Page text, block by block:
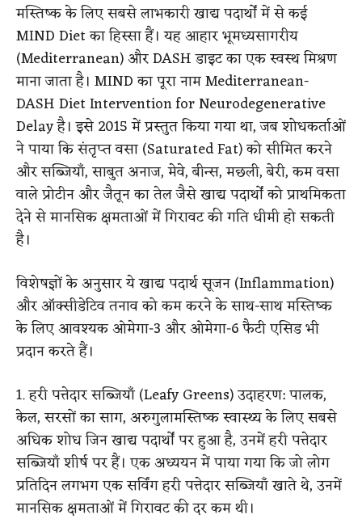
मस्तिष्क के लिए सबसे लाभकारी खाद्य पदार्थों में से कई
MIND Diet का हिस्सा हैं। यह आहार भूमध्यसागरीय
(Mediterranean) और DASH डाइट का एक स्वस्थ मिश्रण
माना जाता है। MIND का पूरा नाम Mediterranean-
DASH Diet Intervention for Neurodegenerative
Delay है। इसे 2015 में प्रस्तुत किया गया था, जब शोधकर्ताओं
ने पाया कि संतृप्त वसा (Saturated Fat) को सीमित करने
और सब्जियाँ, साबुत अनाज, मेवे, बीन्स, मछली, बेरी, कम वसा
वाले प्रोटीन और जैतून का तेल जैसे खाद्य पदार्थों को प्राथमिकता
देने से मानसिक क्षमताओं में गिरावट की गति धीमी हो सकती
है।
विशेषज्ञों के अनुसार ये खाद्य पदार्थ सूजन (Inflammation)
और ऑक्सीडेटिव तनाव को कम करने के साथ-साथ मस्तिष्क
के लिए आवश्यक ओमेगा-3 और ओमेगा-6 फैटी एसिड भी
प्रदान करते हैं।
1. हरी पत्तेदार सब्जियाँ (Leafy Greens)उदाहरण: पालक,
केल, सरसों का साग, अरुगुलामस्तिष्क स्वास्थ्य के लिए सबसे
अधिक शोध जिन खाद्य पदार्थों पर हुआ है, उनमें हरी पत्तेदार
सब्जियाँ शीर्ष पर हैं। एक अध्ययन में पाया गया कि जो लोग
प्रतिदिन लगभग एक सर्विंग हरी पत्तेदार सब्जियाँ खाते थे, उनमें
मानसिक क्षमताओं में गिरावट की दर कम थी।